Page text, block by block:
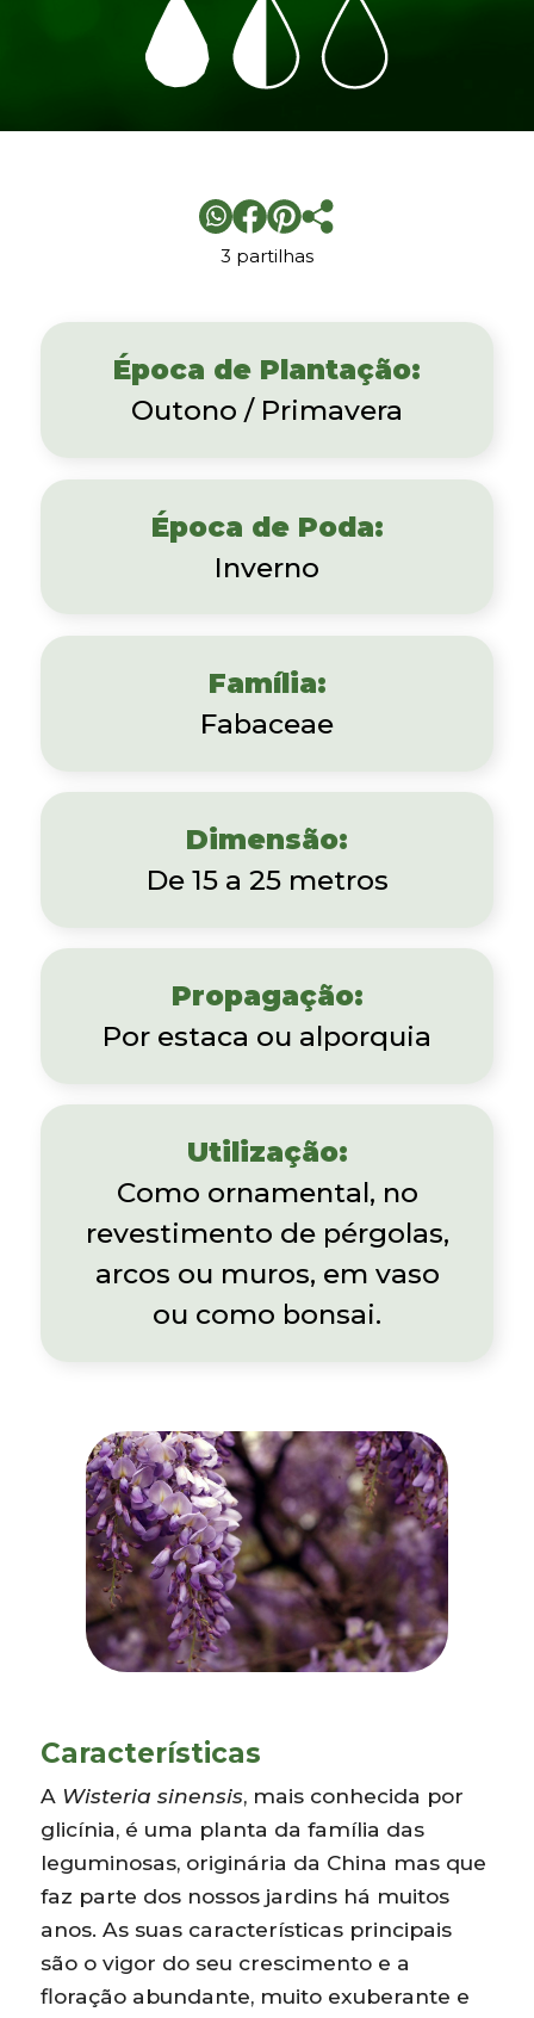
3 partilhas
Época de Plantação:
Outono / Primavera
Época de Poda:
Inverno
Família:
Fabaceae
Dimensão:
De 15 a 25 metros
Propagação:
Por estaca ou alporquia
Utilização:
Como ornamental, no
revestimento de pérgolas,
arcos ou muros, em vaso
ou como bonsai.
Características
A Wisteria sinensis, mais conhecida por
glicínia, é uma planta da família das
leguminosas, originária da China mas que
faz parte dos nossos jardins há muitos
anos. As suas características principais
são o vigor do seu crescimento e a
floração abundante, muito exuberante e